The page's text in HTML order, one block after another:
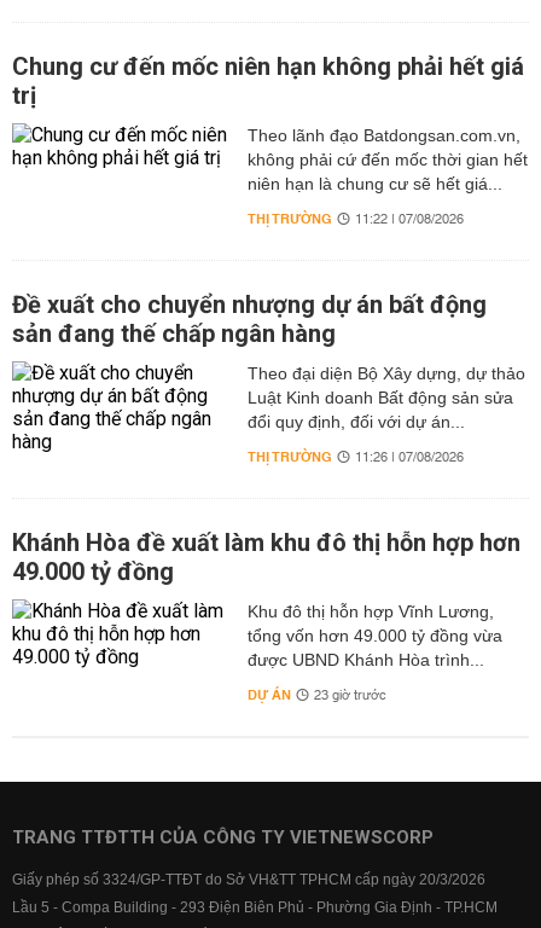
Chung cư đến mốc niên hạn không phải hết giá
trị
Theo lãnh đạo Batdongsan.com.vn,
không phải cứ đến mốc thời gian hết
niên hạn là chung cư sẽ hết giá...
THỊ TRƯỜNG 11:22 | 07/08/2026
Đề xuất cho chuyển nhượng dự án bất động
sản đang thế chấp ngân hàng
Theo đại diện Bộ Xây dựng, dự thảo
Luật Kinh doanh Bất động sản sửa
đổi quy định, đối với dự án...
THỊ TRƯỜNG 11:26 | 07/08/2026
Khánh Hòa đề xuất làm khu đô thị hỗn hợp hơn
49.000 tỷ đồng
Khu đô thị hỗn hợp Vĩnh Lương,
tổng vốn hơn 49.000 tỷ đồng vừa
được UBND Khánh Hòa trình...
DỰ ÁN 23 giờ trước
TRANG TTĐTTH CỦA CÔNG TY VIETNEWSCORP
Giấy phép số 3324/GP-TTĐT do Sở VH&TT TPHCM cấp ngày 20/3/2026
Lầu 5 - Compa Building - 293 Điện Biên Phủ - Phường Gia Định - TP.HCM